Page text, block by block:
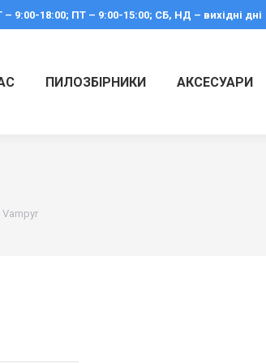
9:00-18:00; ПТ – 9:00-15:00; СБ, НД – вихідні дні
ПИЛОЗБІРНИКИ АКСЕСУАРИ
Vampyr